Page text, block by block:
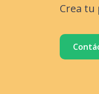
Crea